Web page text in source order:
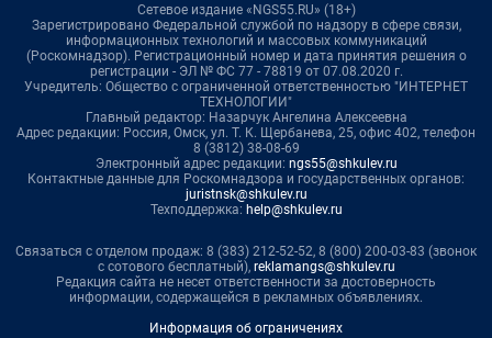
Сетевое издание «NGS55.RU» (18+)
Зарегистрировано Федеральной службой по надзору в сфере связи,
информационных технологий и массовых коммуникаций
(Роскомнадзор). Регистрационный номер и дата принятия решения о
регистрации - ЭЛ № ФС 77 - 78819 от 07.08.2020 г.
Учредитель: Общество с ограниченной ответственностью "ИНТЕРНЕТ
ТЕХНОЛОГИИ"
Главный редактор: Назарчук Ангелина Алексеевна
Адрес редакции: Россия, Омск, ул. Т. К. Щербанева, 25, офис 402, телефон
8 (3812) 38-08-69
Электронный адрес редакции: ngs55@shkulev.ru
Контактные данные для Роскомнадзора и государственных органов:
juristnsk@shkulev.ru
Техподдержка: help@shkulev.ru
Связаться с отделом продаж: 8 (383) 212-52-52, 8 (800) 200-03-83 (звонок
с сотового бесплатный), reklamangs@shkulev.ru
Редакция сайта не несет ответственности за достоверность
информации, содержащейся в рекламных объявлениях.
Информация об ограничениях